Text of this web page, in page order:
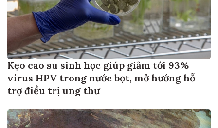
Kẹo cao su sinh học giúp giảm tới 93%
virus HPV trong nước bọt, mở hướng hỗ
trợ điều trị ung thư